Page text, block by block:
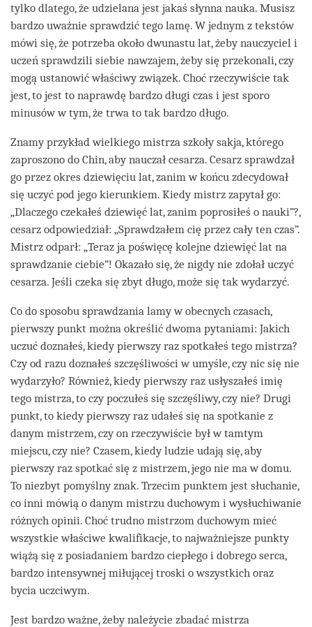
tylko dlatego, że udzielana jest jakaś słynna nauka. Musisz
bardzo uważnie sprawdzić tego lamę. W jednym z tekstów
mówi się, że potrzeba około dwunastu lat, żeby nauczyciel i
uczeń sprawdzili siebie nawzajem, żeby się przekonali, czy
mogą ustanowić właściwy związek. Choć rzeczywiście tak
jest, to jest to naprawdę bardzo długi czas i jest sporo
minusów w tym, że trwa to tak bardzo długo.
Znamy przykład wielkiego mistrza szkoły sakja, którego
zaproszono do Chin, aby nauczał cesarza. Cesarz sprawdzał
go przez okres dziewięciu lat, zanim w końcu zdecydował
się uczyć pod jego kierunkiem. Kiedy mistrz zapytał go:
„Dlaczego czekałeś dziewięć lat, zanim poprosiłeś o nauki”?,
cesarz odpowiedział: „Sprawdzałem cię przez cały ten czas”.
Mistrz odparł: „Teraz ja poświęcę kolejne dziewięć lat na
sprawdzanie ciebie”! Okazało się, że nigdy nie zdołał uczyć
cesarza. Jeśli czeka się zbyt długo, może się tak wydarzyć.
Co do sposobu sprawdzania lamy w obecnych czasach,
pierwszy punkt można określić dwoma pytaniami: Jakich
uczuć doznałeś, kiedy pierwszy raz spotkałeś tego mistrza?
Czy od razu doznałeś szczęśliwości w umyśle, czy nic się nie
wydarzyło? Również, kiedy pierwszy raz usłyszałeś imię
tego mistrza, to czy poczułeś się szczęśliwy, czy nie? Drugi
punkt, to kiedy pierwszy raz udałeś się na spotkanie z
danym mistrzem, czy on rzeczywiście był w tamtym
miejscu, czy nie? Czasem, kiedy ludzie udają się, aby
pierwszy raz spotkać się z mistrzem, jego nie ma w domu.
To niezbyt pomyślny znak. Trzecim punktem jest słuchanie,
co inni mówią o danym mistrzu duchowym i wysłuchiwanie
różnych opinii. Choć trudno mistrzom duchowym mieć
wszystkie właściwe kwalifikacje, to najważniejsze punkty
wiążą się z posiadaniem bardzo ciepłego i dobrego serca,
bardzo intensywnej miłującej troski o wszystkich oraz
bycia uczciwym.
Jest bardzo ważne, żeby należycie zbadać mistrza